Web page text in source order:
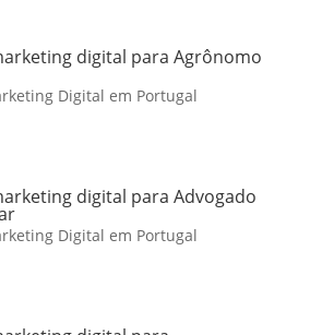
digital para Agrônomo
Digital em Portugal
digital para Advogado
Digital em Portugal